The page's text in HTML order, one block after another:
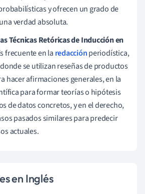
y ofrecen un grado de
verdad absoluta.
Técnicas Retóricas de Inducción en
frecuente en la redacciónperiodística,
se utilizan reseñas de productos
hacer afirmaciones generales, en la
para formar teorías o hipótesis
de datos concretos, y en el derecho,
pasados similares para predecir
actuales.
en Inglés